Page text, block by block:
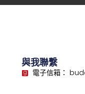
與我聯繫
電子信箱：